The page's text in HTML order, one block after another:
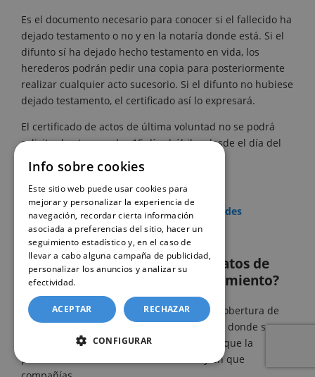
Es el documento necesario para conocer si el fallecido ha
dejado testamento o no y en la notaría donde está. Si el
difunto sí ha dejado hecho testamento en vida, los
herederos podrán pedir una copia para posteriormente
realizar cualquier acto sucesorio. Si el difunto no hubiese
dejado testamento, el certificado así lo expresará.
El certificado de actos de última voluntad no se podrá
solicitar hasta pasados 15 días hábiles desde el día del
fallecimiento.
Solicitar un certificado de últimas voluntades
¿Qué es el certificado de contratos de
seguros de cobertura de fallecimiento?
El certificado de contratos de Seguros de Cobertura de
Fallecimiento, es el documento acreditativo donde se
muestra los contratos vigentes de seguros que la
persona fallecida tuviese contratados y en que
Info sobre cookies
Este sitio web puede usar cookies para
mejorar y personalizar la experiencia de
navegación, recordar cierta información
asociada a preferencias del sitio, hacer un
seguimiento estadístico y, en el caso de
llevar a cabo alguna campaña de publicidad,
personalizar los anuncios y analizar su
efectividad.
ACEPTAR RECHAZAR
CONFIGURAR